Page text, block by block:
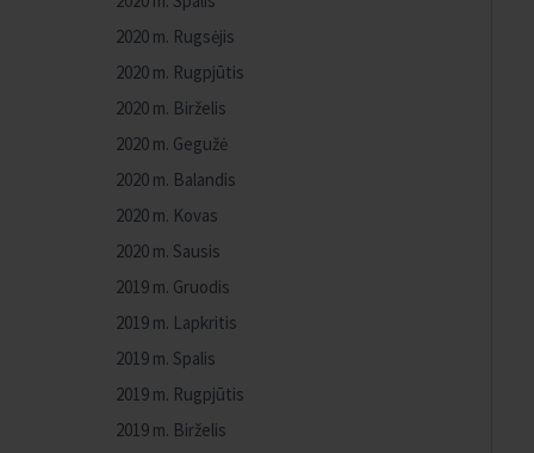
2020 m. Rugsėjis
2020 m. Rugpjūtis
2020 m. Birželis
2020 m. Gegužė
2020 m. Balandis
2020 m. Kovas
2020 m. Sausis
2019 m. Gruodis
2019 m. Lapkritis
2019 m. Spalis
2019 m. Rugpjūtis
2019 m. Birželis